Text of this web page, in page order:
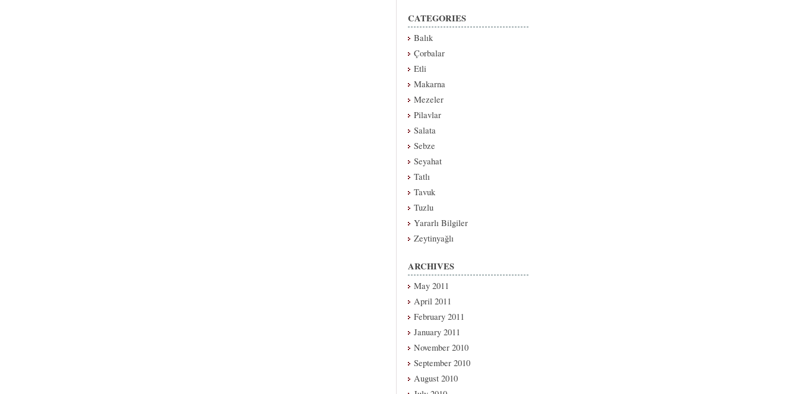
CATEGORIES
Balık
Çorbalar
Etli
Makarna
Mezeler
Pilavlar
Salata
Sebze
Seyahat
Tatlı
Tavuk
Tuzlu
Yararlı Bilgiler
Zeytinyağlı
ARCHIVES
May 2011
April 2011
February 2011
January 2011
November 2010
September 2010
August 2010